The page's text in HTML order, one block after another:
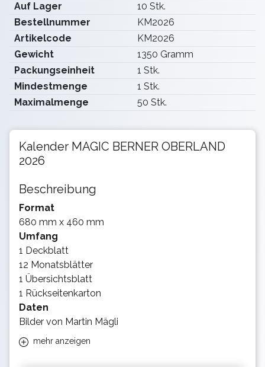
Auf Lager
10 Stk.
Bestellnummer
KM2026
Artikelcode
KM2026
Gewicht
1350 Gramm
Packungseinheit
1 Stk.
Mindestmenge
1 Stk.
Maximalmenge
50 Stk.
Kalender MAGIC BERNER OBERLAND
2026
Beschreibung
Format
680 mm x 460 mm
Umfang
1 Deckblatt
12 Monatsblätter
1 Übersichtsblatt
1 Rückseitenkarton
Daten
Bilder von Martin Mägli
mehr anzeigen